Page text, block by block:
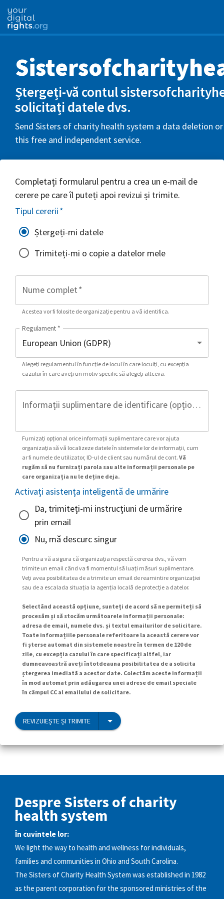
Ștergeți-vă contul
solicitați datele dvs.
Send Sisters of charity health system a data deletion
this free and independent service.
Completați formularul pentru a crea un e-mail de
cerere pe care îl puteți apoi revizui și trimite.
Tipul cererii*
Ștergeți-mi datele
Trimiteți-mi o copie a datelor mele
Nume complet*
Acestea vor fi folosite de organizație pentru a vă identifica.
Regulament *
Alegeți regulamentul în funcție de locul în care locuiți, cu excepția
cazului în care aveți un motiv specific să alegeți altceva.
Informații suplimentare de identificare (opțional)
Furnizați opțional orice informații suplimentare care vor ajuta
organizația să vă localizeze datele în sistemele lor de informații, cum
ar fi numele de utilizator, ID-ul de client sau numărul de cont. Vă
rugăm să nu furnizați parola sau alte informații personale pe
care organizația nu le deține deja.
Activați asistența inteligentă de urmărire
Da, trimiteți-mi instrucțiuni de urmărire
prin email
Nu, mă descurc singur
Pentru a vă asigura că organizația respectă cererea dvs., vă vom
trimite un email când va fi momentul să luați măsuri suplimentare.
Veți avea posibilitatea de a trimite un email de reamintire organizației
sau de a escalada situația la agenția locală de protecție a datelor.
Selectând această opțiune, sunteți de acord să ne permiteți să
procesăm și să stocăm următoarele informații personale:
adresa de email, numele dvs. și textul emailurilor de solicitare.
Toate informațiile personale referitoare la această cerere vor
fi șterse automat din sistemele noastre în termen de 120 de
zile, cu excepția cazului în care specificați altfel, iar
dumneavoastră aveți întotdeauna posibilitatea de a solicita
ștergerea imediată a acestor date. Colectăm aceste informații
în mod automat prin adăugarea unei adrese de email speciale
în câmpul CC al emailului de solicitare.
REVIZUIEȘTE ȘI TRIMITE
Despre Sisters of charity
health system
În cuvintele lor:
We light the way to health and wellness for individuals,
families and communities in Ohio and South Carolina.
The Sisters of Charity Health System was established in 1982
as the parent corporation for the sponsored ministries of the